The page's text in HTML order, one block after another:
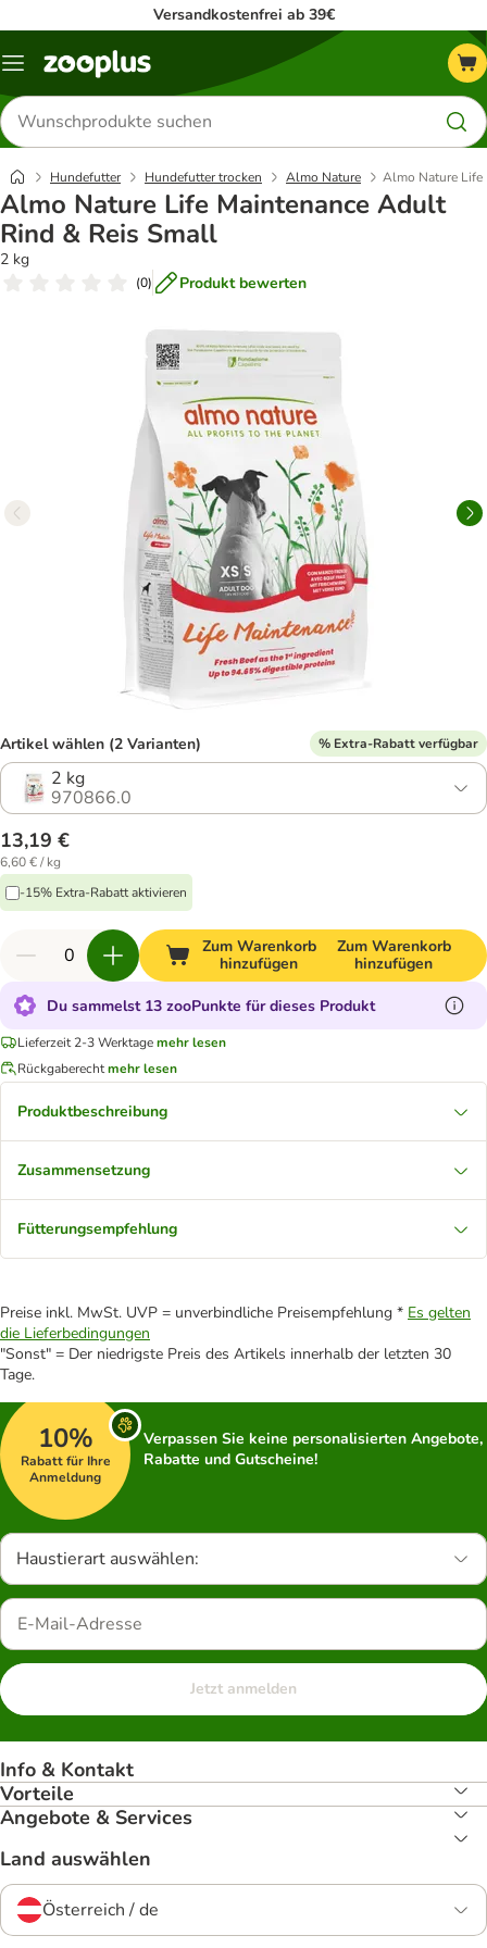
Versandkostenfrei ab 39€
Menü
Produkte
suchen
Hundefutter Hundefutter trocken Almo Nature Almo Nature Life
Almo Nature Life Maintenance Adult
Rind & Reis Small
2 kg
(0) Produkt bewerten
Artikel wählen (2 Varianten) % Extra-Rabatt verfügbar
2 kg
970866.0
13,19 €
6,60 € / kg
-15% Extra-Rabatt aktivieren
Zum Warenkorb
hinzufügen
Zum Warenkorb
hinzufügen
Du sammelst 13 zooPunkte für dieses Produkt
Lieferzeit 2-3 Werktagemehr lesen
Rückgaberechtmehr lesen
Produktbeschreibung
Zusammensetzung
Fütterungsempfehlung
Preise inkl. MwSt. UVP = unverbindliche Preisempfehlung * Es gelten
die Lieferbedingungen
"Sonst" = Der niedrigste Preis des Artikels innerhalb der letzten 30
Tage.
10%
Rabatt für Ihre
Anmeldung
Verpassen Sie keine personalisierten Angebote,
Rabatte und Gutscheine!
Haustierart auswählen:
Jetzt anmelden
Info & Kontakt
Vorteile
Angebote & Services
Land auswählen
Österreich / de